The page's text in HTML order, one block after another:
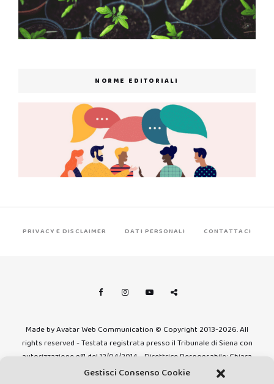
Gestisci Consenso Cookie
NORME EDITORIALI
PRIVACY E DISCLAIMER DATI PERSONALI CONTATTACI
Made by Avatar Web Communication © Copyright 2013-2026. All
rights reserved - Testata registrata presso il Tribunale di Siena con
autorizzazione n°1 del 12/04/2014 - Direttrice Responsabile: Chiara
Cacace - E-mail: direzione@lavaldichiana.it - Editore: Valdichiana